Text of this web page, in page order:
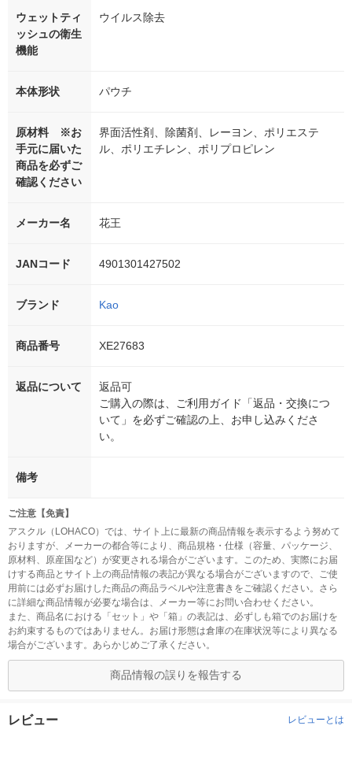
ウェットティ
ッシュの衛生
機能
ウイルス除去
本体形状 パウチ
原材料 ※お
手元に届いた
商品を必ずご
確認ください
界面活性剤、除菌剤、レーヨン、ポリエステ
ル、ポリエチレン、ポリプロピレン
メーカー名 花王
JANコード 4901301427502
ブランド Kao
商品番号 XE27683
返品について
返品可
ご購入の際は、ご利用ガイド「返品・交換につ
いて」を必ずご確認の上、お申し込みくださ
い。
備考
ご注意【免責】
アスクル（LOHACO）では、サイト上に最新の商品情報を表示するよう努めて
おりますが、メーカーの都合等により、商品規格・仕様（容量、パッケージ、
原材料、原産国など）が変更される場合がございます。このため、実際にお届
けする商品とサイト上の商品情報の表記が異なる場合がございますので、ご使
用前には必ずお届けした商品の商品ラベルや注意書きをご確認ください。さら
に詳細な商品情報が必要な場合は、メーカー等にお問い合わせください。
また、商品名における「セット」や「箱」の表記は、必ずしも箱でのお届けを
お約束するものではありません。お届け形態は倉庫の在庫状況等により異なる
場合がございます。あらかじめご了承ください。
商品情報の誤りを報告する
レビュー レビューとは